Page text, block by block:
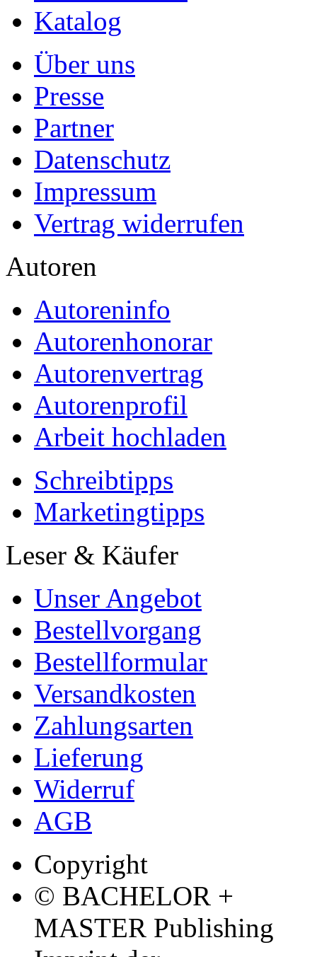
Katalog
Über uns
Presse
Partner
Datenschutz
Impressum
Vertrag widerrufen
Autoren
Autoreninfo
Autorenhonorar
Autorenvertrag
Autorenprofil
Arbeit hochladen
Schreibtipps
Marketingtipps
Leser & Käufer
Unser Angebot
Bestellvorgang
Bestellformular
Versandkosten
Zahlungsarten
Lieferung
Widerruf
AGB
Copyright
© BACHELOR +
MASTER Publishing